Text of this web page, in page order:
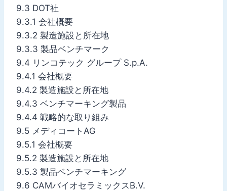
9.3 DOT社
9.3.1 会社概要
9.3.2 製造施設と所在地
9.3.3 製品ベンチマーク
9.4 リンコテック グループ S.p.A.
9.4.1 会社概要
9.4.2 製造施設と所在地
9.4.3 ベンチマーキング製品
9.4.4 戦略的な取り組み
9.5 メディコートAG
9.5.1 会社概要
9.5.2 製造施設と所在地
9.5.3 製品ベンチマーキング
9.6 CAMバイオセラミックスB.V.